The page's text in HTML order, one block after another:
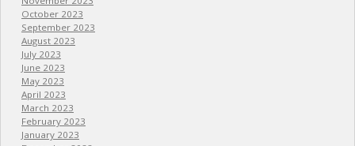
October 2023
September 2023
August 2023
July 2023
June 2023
May 2023
April 2023
March 2023
February 2023
January 2023